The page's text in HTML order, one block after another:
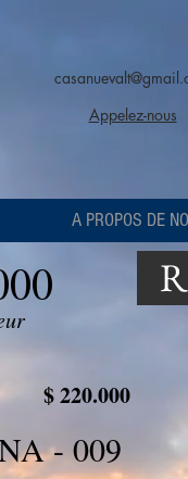
Appelez-nous
A PROPOS DE
$ 220.000
- 009